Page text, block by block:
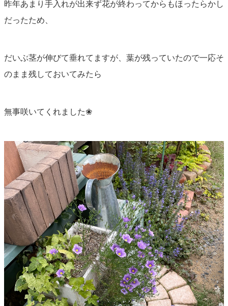
昨年あまり手入れが出来ず花が終わってからもほったらかし
だったため、
だいぶ茎が伸びて垂れてますが、葉が残っていたので一応そ
のまま残しておいてみたら
無事咲いてくれました❀